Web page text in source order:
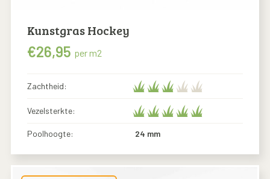
Kunstgras Hockey
€26,95 per m2
Zachtheid:
Vezelsterkte:
Poolhoogte: 24 mm